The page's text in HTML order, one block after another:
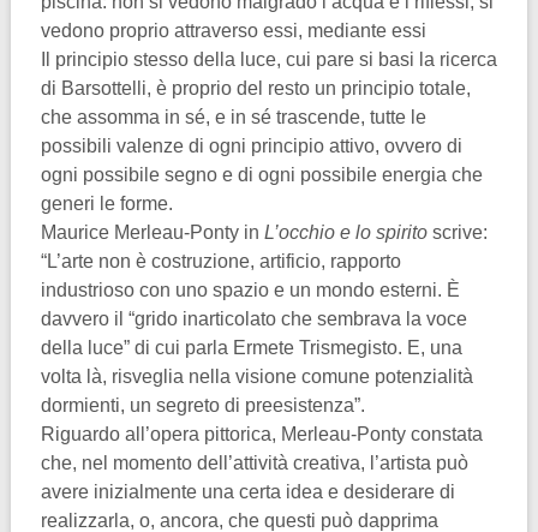
vedono proprio attraverso essi, mediante essi
Il principio stesso della luce, cui pare si basi la ricerca
di Barsottelli, è proprio del resto un principio totale,
che assomma in sé, e in sé trascende, tutte le
possibili valenze di ogni principio attivo, ovvero di
ogni possibile segno e di ogni possibile energia che
generi le forme.
Maurice Merleau-Ponty in L’occhio e lo spiritoscrive:
“L’arte non è costruzione, artificio, rapporto
industrioso con uno spazio e un mondo esterni. È
davvero il “grido inarticolato che sembrava la voce
della luce” di cui parla Ermete Trismegisto. E, una
volta là, risveglia nella visione comune potenzialità
dormienti, un segreto di preesistenza”.
Riguardo all’opera pittorica, Merleau-Ponty constata
che, nel momento dell’attività creativa, l’artista può
avere inizialmente una certa idea e desiderare di
realizzarla, o, ancora, che questi può dapprima